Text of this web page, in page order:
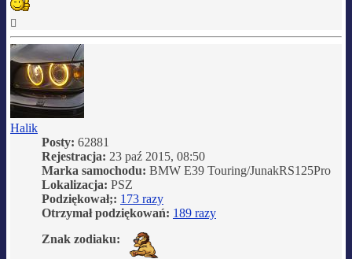
górę
Halik
Posty: 62881
Rejestracja: 23 paź 2015, 08:50
Marka samochodu: BMW E39 Touring/JunakRS125Pro
Lokalizacja: PSZ
Podziękował;: 173 razy
Otrzymał podziękowań: 189 razy
Znak zodiaku: